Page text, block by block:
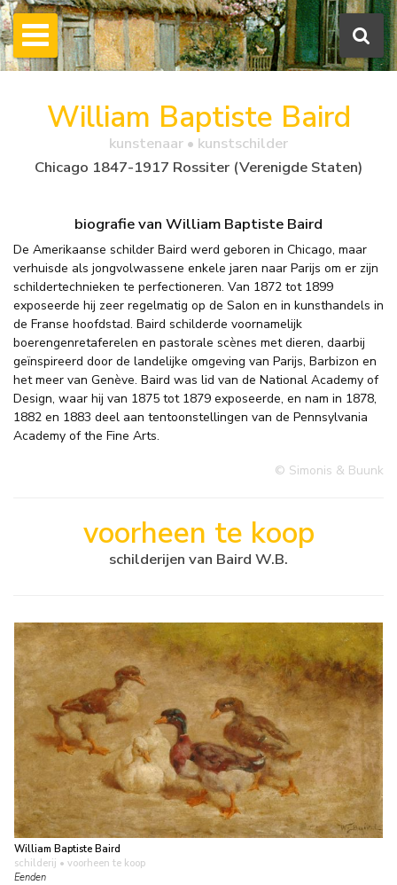
William Baptiste Baird
kunstenaar • kunstschilder
Chicago 1847-1917 Rossiter (Verenigde Staten)
biografie van William Baptiste Baird
De Amerikaanse schilder Baird werd geboren in Chicago, maar
verhuisde als jongvolwassene enkele jaren naar Parijs om er zijn
schildertechnieken te perfectioneren. Van 1872 tot 1899
exposeerde hij zeer regelmatig op de Salon en in kunsthandels in
de Franse hoofdstad. Baird schilderde voornamelijk
boerengenretaferelen en pastorale scènes met dieren, daarbij
geïnspireerd door de landelijke omgeving van Parijs, Barbizon en
het meer van Genève. Baird was lid van de National Academy of
Design, waar hij van 1875 tot 1879 exposeerde, en nam in 1878,
1882 en 1883 deel aan tentoonstellingen van de Pennsylvania
Academy of the Fine Arts.
© Simonis & Buunk
voorheen te koop
schilderijen van Baird W.B.
William Baptiste Baird
schilderij • voorheen te koop
Eenden